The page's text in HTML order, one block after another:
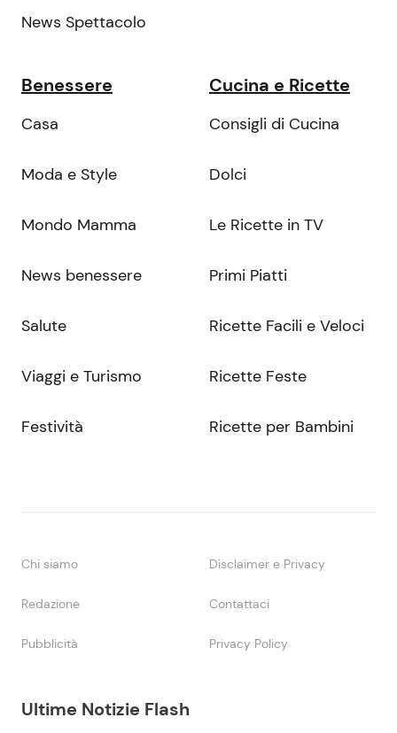
Ultime Notizie Flash
News Spettacolo
Benessere
Casa
Moda e Style
Mondo Mamma
News benessere
Salute
Viaggi e Turismo
Festività
Cucina e Ricette
Consigli di Cucina
Dolci
Le Ricette in TV
Primi Piatti
Ricette Facili e Veloci
Ricette Feste
Ricette per Bambini
Chi siamo Disclaimer e Privacy
Redazione Contattaci
Pubblicità Privacy Policy